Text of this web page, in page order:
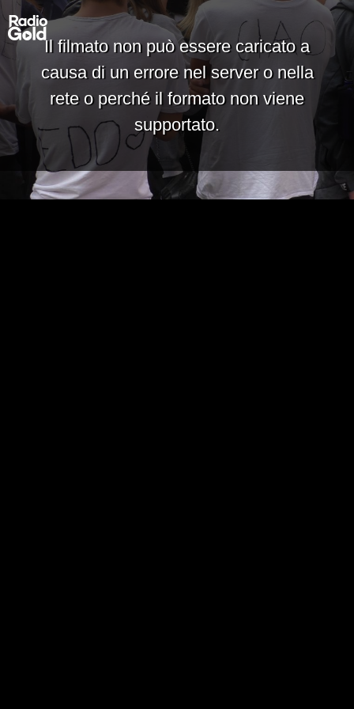
Il filmato non può essere caricato a
causa di un errore nel server o nella
rete o perché il formato non viene
supportato.